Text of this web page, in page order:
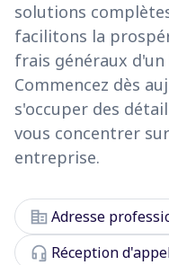
solutions
facilitons la
frais généraux
Commencez dès
s'occuper des
vous concentrer
entreprise.
corporate_fareAdresse
headset_mic Réception